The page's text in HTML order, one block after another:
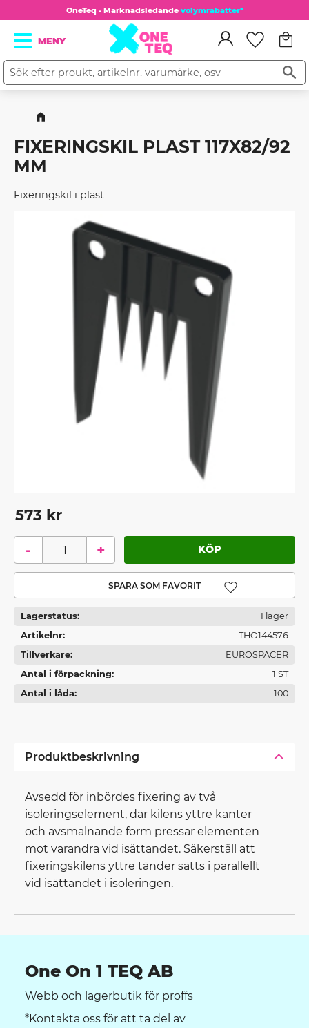
Meny
OneTeq - Marknadsledande volymrabatter*
FIXERINGSKIL PLAST 117X82/92
MM
Fixeringskil i plast
573 kr
+
-
Lägg till i favoriter
Lagerstatus
I lager
Artikelnr
THO144576
Tillverkare
EUROSPACER
Antal i förpackning
1 ST
Antal i låda
100
Produktbeskrivning
Avsedd för inbördes fixering av två
isoleringselement, där kilens yttre kanter
och avsmalnande form pressar elementen
mot varandra vid isättandet. Säkerställ att
fixeringskilens yttre tänder sätts i parallellt
vid isättandet i isoleringen.
One On 1 TEQ AB
Webb och lagerbutik för proffs
*Kontakta oss för att ta del av